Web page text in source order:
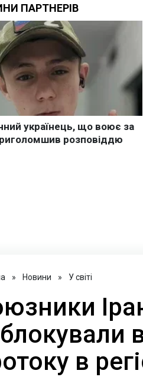
» Новини » У світі
в